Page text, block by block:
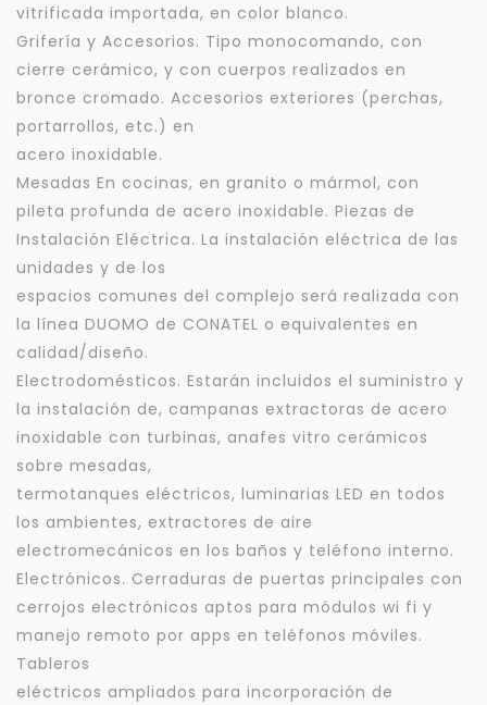
vitrificada importada, en color blanco.
Grifería y Accesorios. Tipo monocomando, con
cierre cerámico, y con cuerpos realizados en
bronce cromado. Accesorios exteriores (perchas,
portarrollos, etc.) en
acero inoxidable.
Mesadas En cocinas, en granito o mármol, con
pileta profunda de acero inoxidable. Piezas de
Instalación Eléctrica. La instalación eléctrica de las
unidades y de los
espacios comunes del complejo será realizada con
la línea DUOMO de CONATEL o equivalentes en
calidad/diseño.
Electrodomésticos. Estarán incluidos el suministro y
la instalación de, campanas extractoras de acero
inoxidable con turbinas, anafes vitro cerámicos
sobre mesadas,
termotanques eléctricos, luminarias LED en todos
los ambientes, extractores de aire
electromecánicos en los baños y teléfono interno.
Electrónicos. Cerraduras de puertas principales con
cerrojos electrónicos aptos para módulos wi fi y
manejo remoto por apps en teléfonos móviles.
Tableros
eléctricos ampliados para incorporación de
Para responderte
mejor y más rápido
sistema de gestión de clientes.
Tu nombre *
Tu WhatsApp *
Tus datos están seguros
No compartimos tu información ni enviamos spam.
Solo los usamos para responder tu consulta.